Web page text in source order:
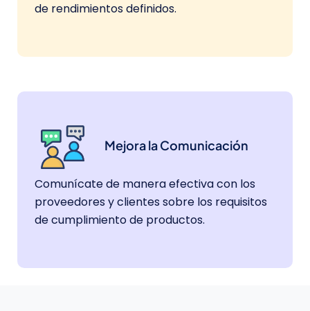
de rendimientos definidos.
Mejora la Comunicación
Comunícate de manera efectiva con los
proveedores y clientes sobre los requisitos
de cumplimiento de productos.